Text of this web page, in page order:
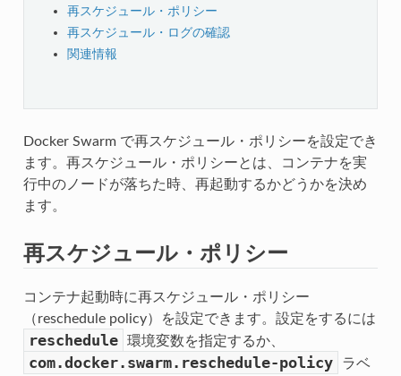
再スケジュール・ポリシー
再スケジュール・ログの確認
関連情報
Docker Swarm で再スケジュール・ポリシーを設定でき
ます。再スケジュール・ポリシーとは、コンテナを実
行中のノードが落ちた時、再起動するかどうかを決め
ます。
再スケジュール・ポリシー
コンテナ起動時に再スケジュール・ポリシー
（reschedule policy）を設定できます。設定をするには
reschedule 環境変数を指定するか、
com.docker.swarm.reschedule-policy
ラベ